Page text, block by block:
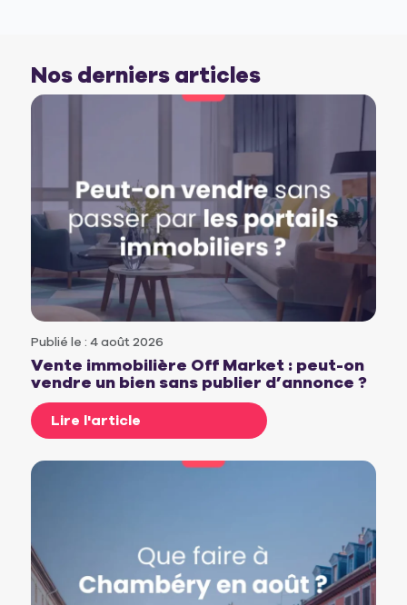
Nos derniers articles
Publié le : 4 août 2026
Vente immobilière Off Market : peut-on
vendre un bien sans publier d’annonce ?
Lire l'article